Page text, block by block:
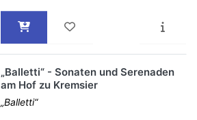
„Balletti“ - Sonaten und Serenaden
am Hof zu Kremsier
„Balletti“